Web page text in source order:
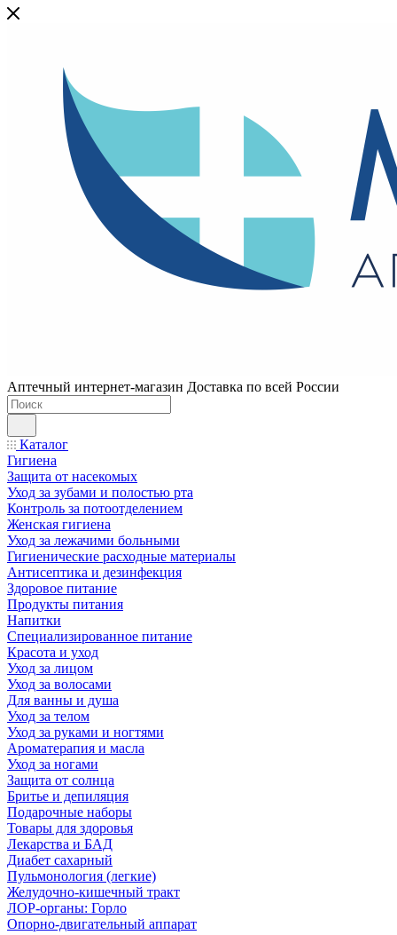
Аптечный интернет-магазин Доставка по всей России
Каталог
Гигиена
Защита от насекомых
Уход за зубами и полостью рта
Контроль за потоотделением
Женская гигиена
Уход за лежачими больными
Гигиенические расходные материалы
Антисептика и дезинфекция
Здоровое питание
Продукты питания
Напитки
Специализированное питание
Красота и уход
Уход за лицом
Уход за волосами
Для ванны и душа
Уход за телом
Уход за руками и ногтями
Ароматерапия и масла
Уход за ногами
Защита от солнца
Бритье и депиляция
Подарочные наборы
Товары для здоровья
Лекарства и БАД
Диабет сахарный
Пульмонология (легкие)
Желудочно-кишечный тракт
ЛОР-органы: Горло
Опорно-двигательный аппарат